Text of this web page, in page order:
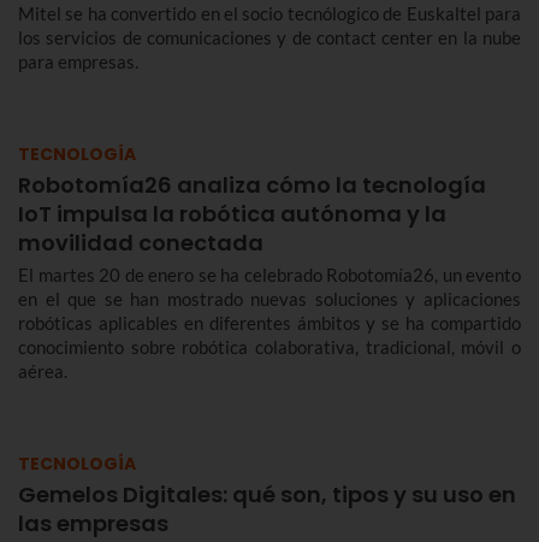
Mitel se ha convertido en el socio tecnólogico de Euskaltel para
los servicios de comunicaciones y de contact center en la nube
para empresas.
TECNOLOGÍA
Robotomía26 analiza cómo la tecnología
IoT impulsa la robótica autónoma y la
movilidad conectada
El martes 20 de enero se ha celebrado Robotomía26, un evento
en el que se han mostrado nuevas soluciones y aplicaciones
robóticas aplicables en diferentes ámbitos y se ha compartido
conocimiento sobre robótica colaborativa, tradicional, móvil o
aérea.
TECNOLOGÍA
Gemelos Digitales: qué son, tipos y su uso en
las empresas